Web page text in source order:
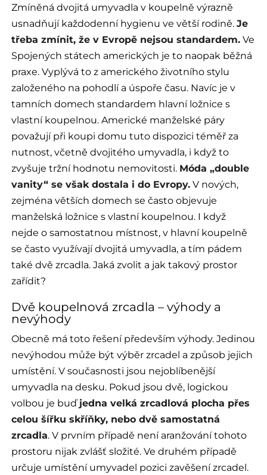
Zmíněná dvojitá umyvadla v koupelně výrazně
usnadňují každodenní hygienu ve větší rodině.Je
třeba zmínit, že v Evropě nejsou standardem. Ve
Spojených státech amerických je to naopak běžná
praxe. Vyplývá to z amerického životního stylu
založeného na pohodlí a úspoře času. Navíc je v
tamních domech standardem hlavní ložnice s
vlastní koupelnou. Americké manželské páry
považují při koupi domu tuto dispozici téměř za
nutnost, včetně dvojitého umyvadla, i když to
zvyšuje tržní hodnotu nemovitosti. Móda „double
vanity“ se však dostala i do Evropy. V nových,
zejména větších domech se často objevuje
manželská ložnice s vlastní koupelnou. I když
nejde o samostatnou místnost, v hlavní koupelně
se často využívají dvojitá umyvadla, a tím pádem
také dvě zrcadla. Jaká zvolit a jak takový prostor
zařídit?
Dvě koupelnová zrcadla – výhody a
nevýhody
Obecně má toto řešení především výhody. Jedinou
nevýhodou může být výběr zrcadel a způsob jejich
umístění. V současnosti jsou nejoblíbenější
umyvadla na desku. Pokud jsou dvě, logickou
volbou je buď jedna velká zrcadlová plocha přes
celou šířku skříňky, nebo dvě samostatná
zrcadla. V prvním případě není aranžování tohoto
prostoru nijak zvlášť složité. Ve druhém případě
určuje umístění umyvadel pozici zavěšení zrcadel.